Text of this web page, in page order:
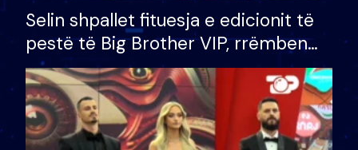
Selin shpallet fituesja e edicionit të
pestë të Big Brother VIP, rrëmben
çmimin e madh prej 100 mijë eurosh